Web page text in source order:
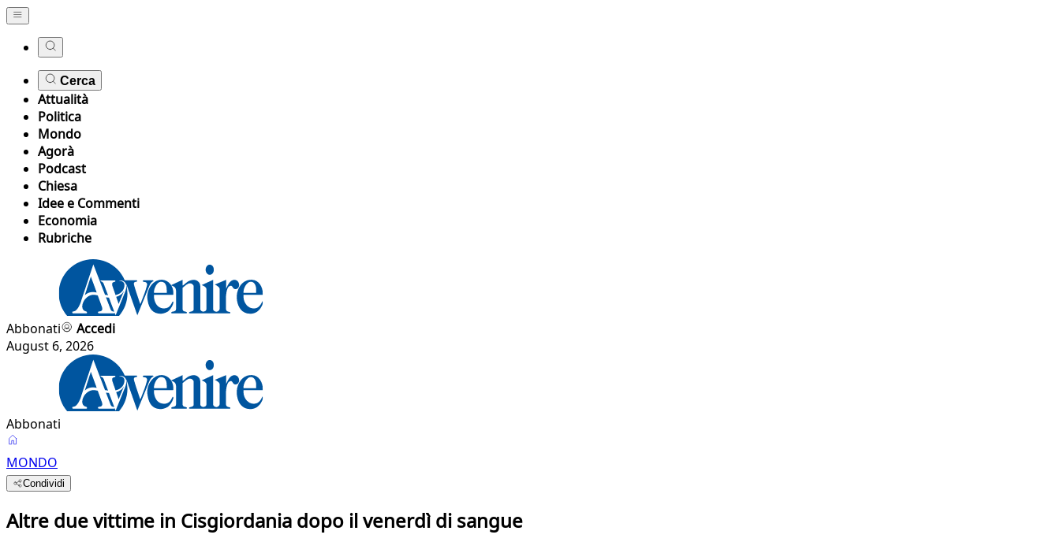
Cerca
Attualità
Politica
Mondo
Agorà
Podcast
Chiesa
Idee e Commenti
Economia
Rubriche
Abbonati
Accedi
August 6, 2026
Abbonati
MONDO
Condividi
Altre due vittime in Cisgiordania dopo il venerdì di sangue